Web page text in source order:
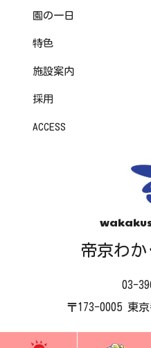
園の一日
特色
施設案内
採用
ACCESS
帝京わ
03-
〒173-0005 東